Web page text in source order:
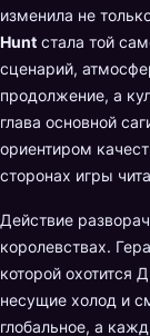
изменила не
Hunt стала той
сценарий,
продолжение, а
глава основной
ориентиром
сторонах игры
Действие
королевствах.
которой охотится
несущие холод и
глобальное, а